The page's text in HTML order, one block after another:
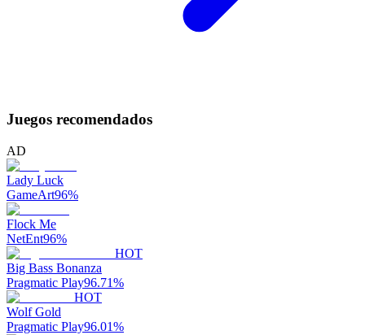
Juegos recomendados
AD
Lady Luck
GameArt96%
Flock Me
NetEnt96%
HOT
Big Bass Bonanza
Pragmatic Play96.71%
HOT
Wolf Gold
Pragmatic Play96.01%